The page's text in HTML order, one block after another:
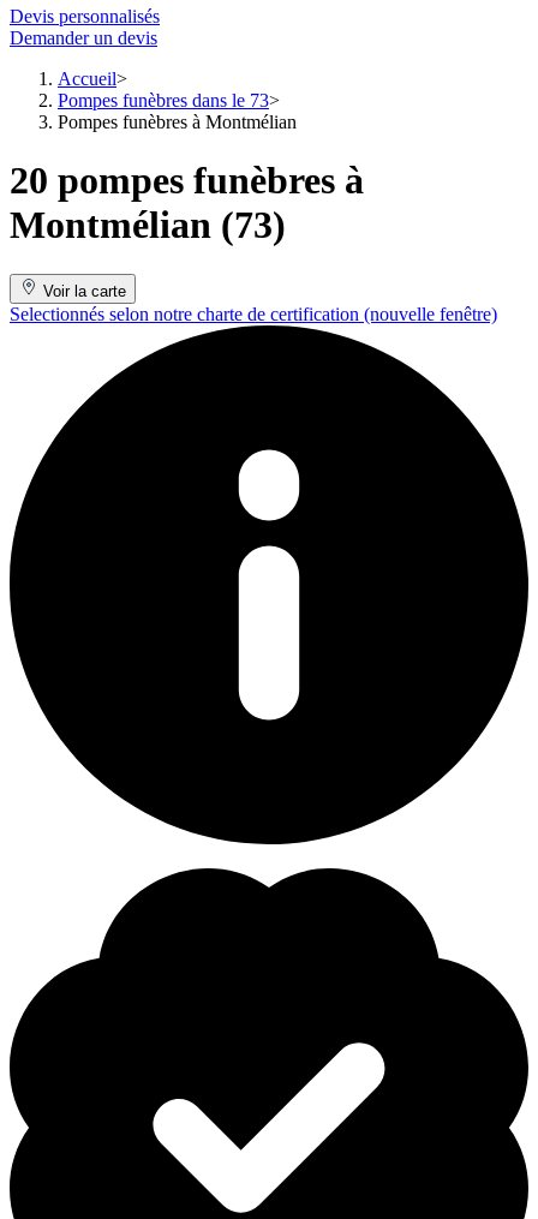
Devis personnalisés
Demander un devis
Accueil
Pompes funèbres dans le 73
Pompes funèbres à Montmélian
20 pompes funèbres à
Montmélian (73)
Voir la carte
Selectionnés selon notre charte de certification (nouvelle fenêtre)